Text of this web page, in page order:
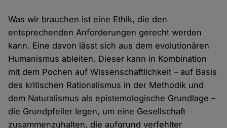
Was wir brauchen ist eine Ethik, die den
entsprechenden Anforderungen gerecht werden
kann. Eine davon lässt sich aus dem evolutionären
Humanismus ableiten. Dieser kann in Kombination
mit dem Pochen auf Wissenschaftlichkeit – auf Basis
des kritischen Rationalismus in der Methodik und
dem Naturalismus als epistemologische Grundlage –
die Grundpfeiler legen, um eine Gesellschaft
zusammenzuhalten, die aufgrund verfehlter